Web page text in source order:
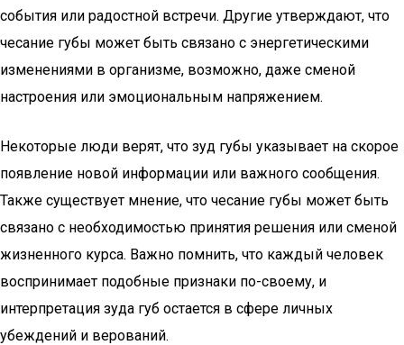
события или радостной встречи. Другие утверждают, что
чесание губы может быть связано с энергетическими
изменениями в организме, возможно, даже сменой
настроения или эмоциональным напряжением.
Некоторые люди верят, что зуд губы указывает на скорое
появление новой информации или важного сообщения.
Также существует мнение, что чесание губы может быть
связано с необходимостью принятия решения или сменой
жизненного курса. Важно помнить, что каждый человек
воспринимает подобные признаки по-своему, и
интерпретация зуда губ остается в сфере личных
убеждений и верований.